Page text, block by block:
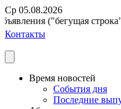
Ср 05.08.2026
("бегущая
Контакты
Время новостей
События дня
Последние